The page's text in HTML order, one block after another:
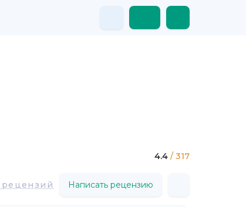
4.4 / 317
рецензий Написать рецензию